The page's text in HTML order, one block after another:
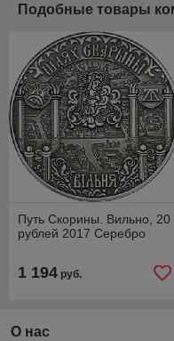
Подобные товары
Путь Скорины. Вильно, 20
рублей 2017 Серебро
1 194 руб.
О нас